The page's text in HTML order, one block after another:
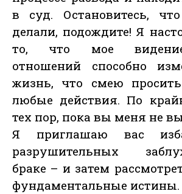
в суд. Остановитесь,
делали, подождите! Я
то, что мое
отношений способно
жизнь, что смею просить
любые действия. По
тех пор, пока вы меня не
Я приглашаю вас
разрушительных
браке – и затем
фундаментальные истины.